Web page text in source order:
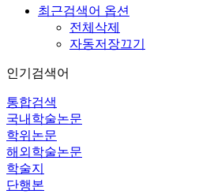
최근검색어 옵션
전체삭제
자동저장끄기
인기검색어
통합검색
국내학술논문
학위논문
해외학술논문
학술지
단행본